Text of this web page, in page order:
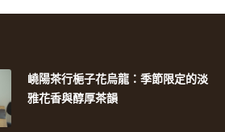
嶢陽茶行梔子花烏龍：季節限定的淡
雅花香與醇厚茶韻